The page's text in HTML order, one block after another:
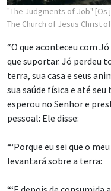
"The Judgments of Job"
The Church of Jesus Christ
“O que aconteceu com
que suportar. Jó perdeu
terra, sua casa e seus
sua saúde física e até
esperou no Senhor e
pessoal: Ele disse:
“‘Porque eu sei que o
levantará sobre a terra: